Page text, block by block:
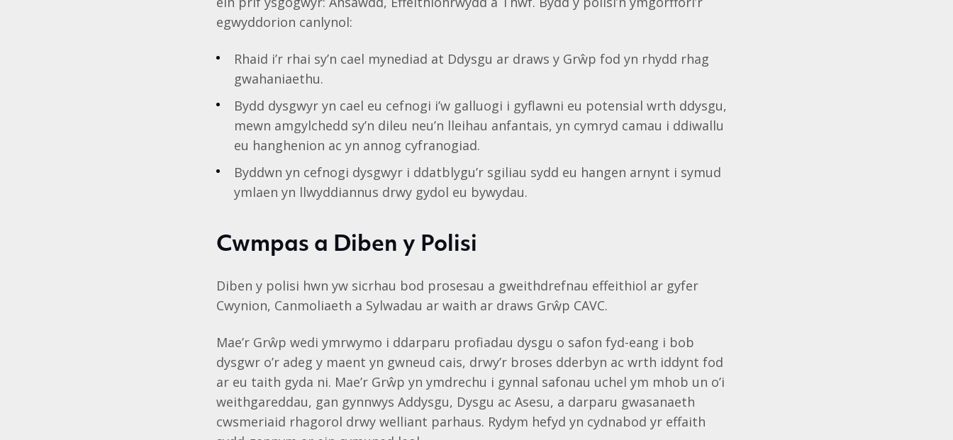
egwyddorion canlynol:
Rhaid i’r rhai sy’n cael mynediad at Ddysgu ar draws y Grŵp fod yn rhydd rhag
gwahaniaethu.
Bydd dysgwyr yn cael eu cefnogi i’w galluogi i gyflawni eu potensial wrth ddysgu,
mewn amgylchedd sy’n dileu neu’n lleihau anfantais, yn cymryd camau i ddiwallu
eu hanghenion ac yn annog cyfranogiad.
Byddwn yn cefnogi dysgwyr i ddatblygu’r sgiliau sydd eu hangen arnynt i symud
ymlaen yn llwyddiannus drwy gydol eu bywydau.
Cwmpas a Diben y Polisi
Diben y polisi hwn yw sicrhau bod prosesau a gweithdrefnau effeithiol ar gyfer
Cwynion, Canmoliaeth a Sylwadau ar waith ar draws Grŵp CAVC.
Mae’r Grŵp wedi ymrwymo i ddarparu profiadau dysgu o safon fyd-eang i bob
dysgwr o’r adeg y maent yn gwneud cais, drwy’r broses dderbyn ac wrth iddynt fod
ar eu taith gyda ni. Mae’r Grŵp yn ymdrechu i gynnal safonau uchel ym mhob un o’i
weithgareddau, gan gynnwys Addysgu, Dysgu ac Asesu, a darparu gwasanaeth
cwsmeriaid rhagorol drwy welliant parhaus. Rydym hefyd yn cydnabod yr effaith